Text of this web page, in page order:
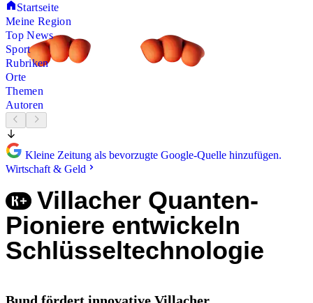
Startseite
Meine Region
Top News
Sport
Rubriken
Orte
Themen
Autoren
Kleine Zeitung als bevorzugte Google-Quelle hinzufügen.
Wirtschaft & Geld
Villacher Quanten-
Pioniere entwickeln
Schlüsseltechnologie